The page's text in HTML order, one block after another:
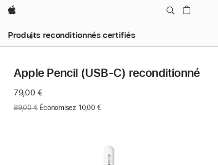
Apple
Produits reconditionnés certifiés
Apple Pencil (USB-C) reconditionné
Maintenant
79,00 €
Ancien
89,00 € Économisez 10,00 €